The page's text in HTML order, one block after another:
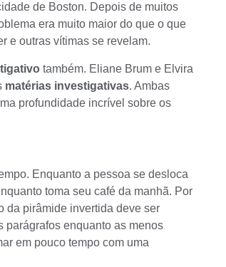
de Boston. Depois de muitos
era muito maior do que o que
e outras vítimas se revelam.
também. Eliane Brum e Elvira
matérias investigativas. Ambas
profundidade incrível sobre os
Enquanto a pessoa se desloca
toma seu café da manhã. Por
da pirâmide invertida deve ser
parágrafos enquanto as menos
em pouco tempo com uma